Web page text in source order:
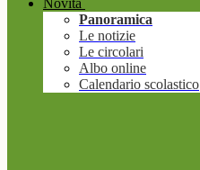
Novità
Panoramica
Le notizie
Le circolari
Albo online
Calendario scolastico